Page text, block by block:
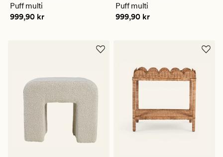
Puff multi
Pris 999,90 kr
999,90 kr
Puff multi
Pris 999,90 kr
999,90 kr